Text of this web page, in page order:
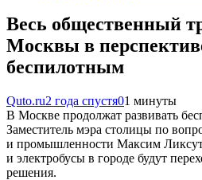
Весь общественный
Москвы в
беспилотным
Quto.ru2 года спустя01 минуты
В Москве продолжат развивать
Заместитель мэра столицы по
и промышленности Максим
и электробусы в городе будут
решения.